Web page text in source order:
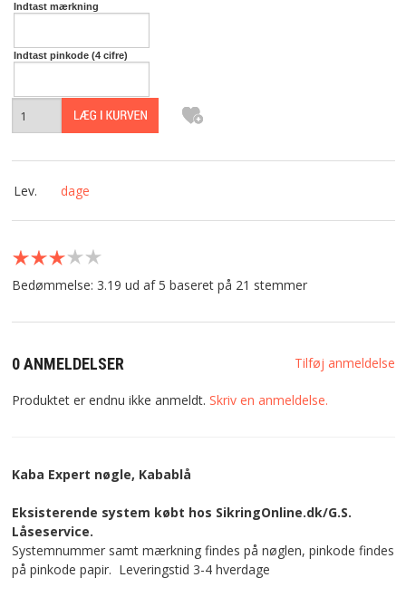
Indtast mærkning
Indtast pinkode (4 cifre)
Lev. dage
Bedømmelse: 3.19 ud af 5 baseret på 21 stemmer
0 ANMELDELSER Tilføj anmeldelse
Produktet er endnu ikke anmeldt. Skriv en anmeldelse.
Kaba Expert nøgle, Kabablå
Eksisterende system købt hos SikringOnline.dk/G.S.
Låseservice.
Systemnummer samt mærkning findes på nøglen, pinkode findes
på pinkode papir. Leveringstid 3-4 hverdage